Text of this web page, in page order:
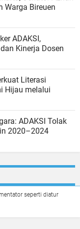
Warga Bireuen
ADAKSI,
Kinerja Dosen
Literasi
Hijau melalui
ADAKSI Tolak
2020–2024
seperti diatur